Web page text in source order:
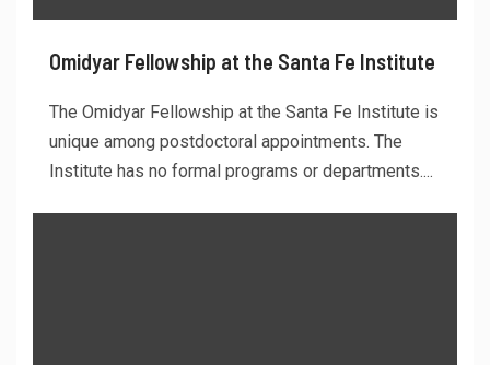
Omidyar Fellowship at the Santa Fe Institute
The Omidyar Fellowship at the Santa Fe Institute is
unique among postdoctoral appointments. The
Institute has no formal programs or departments....